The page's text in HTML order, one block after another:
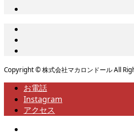
Copyright © 株式会社マカロンドール All
お電話
Instagram
アクセス